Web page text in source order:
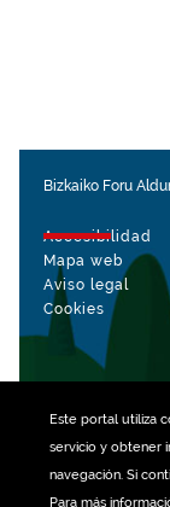
Este portal utiliza
servicio y obtener
navegación. Si
Para más
Bizkaiko Foru
Accesibilidad
Mapa web
Aviso legal
Cookies